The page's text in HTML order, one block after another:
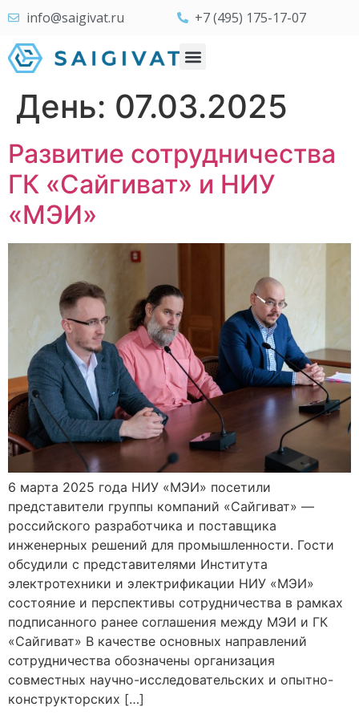
info@saigivat.ru +7 (495) 175-17-07
День: 07.03.2025
Развитие сотрудничества
ГК «Сайгиват» и НИУ
«МЭИ»
6 марта 2025 года НИУ «МЭИ» посетили
представители группы компаний «Сайгиват» —
российского разработчика и поставщика
инженерных решений для промышленности. Гости
обсудили с представителями Института
электротехники и электрификации НИУ «МЭИ»
состояние и перспективы сотрудничества в рамках
подписанного ранее соглашения между МЭИ и ГК
«Сайгиват» В качестве основных направлений
сотрудничества обозначены организация
совместных научно-исследовательских и опытно-
конструкторских […]